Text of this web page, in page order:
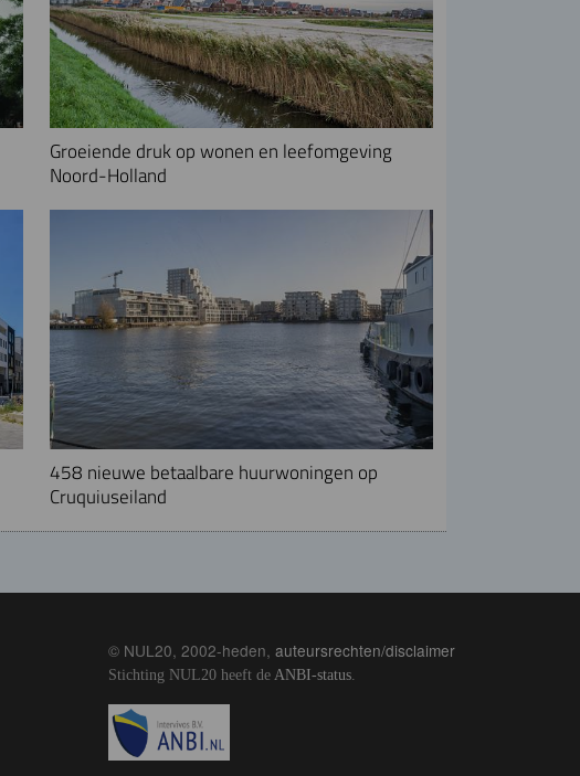
Groeiende druk op wonen en leefomgeving
Noord-Holland
458 nieuwe betaalbare huurwoningen op
Cruquiuseiland
© NUL20, 2002-heden, auteursrechten/disclaimer
Stichting NUL20 heeft de ANBI-status
Image